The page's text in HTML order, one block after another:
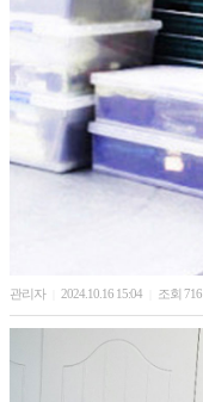
관리자 2024.10.16 15:04 조회 716